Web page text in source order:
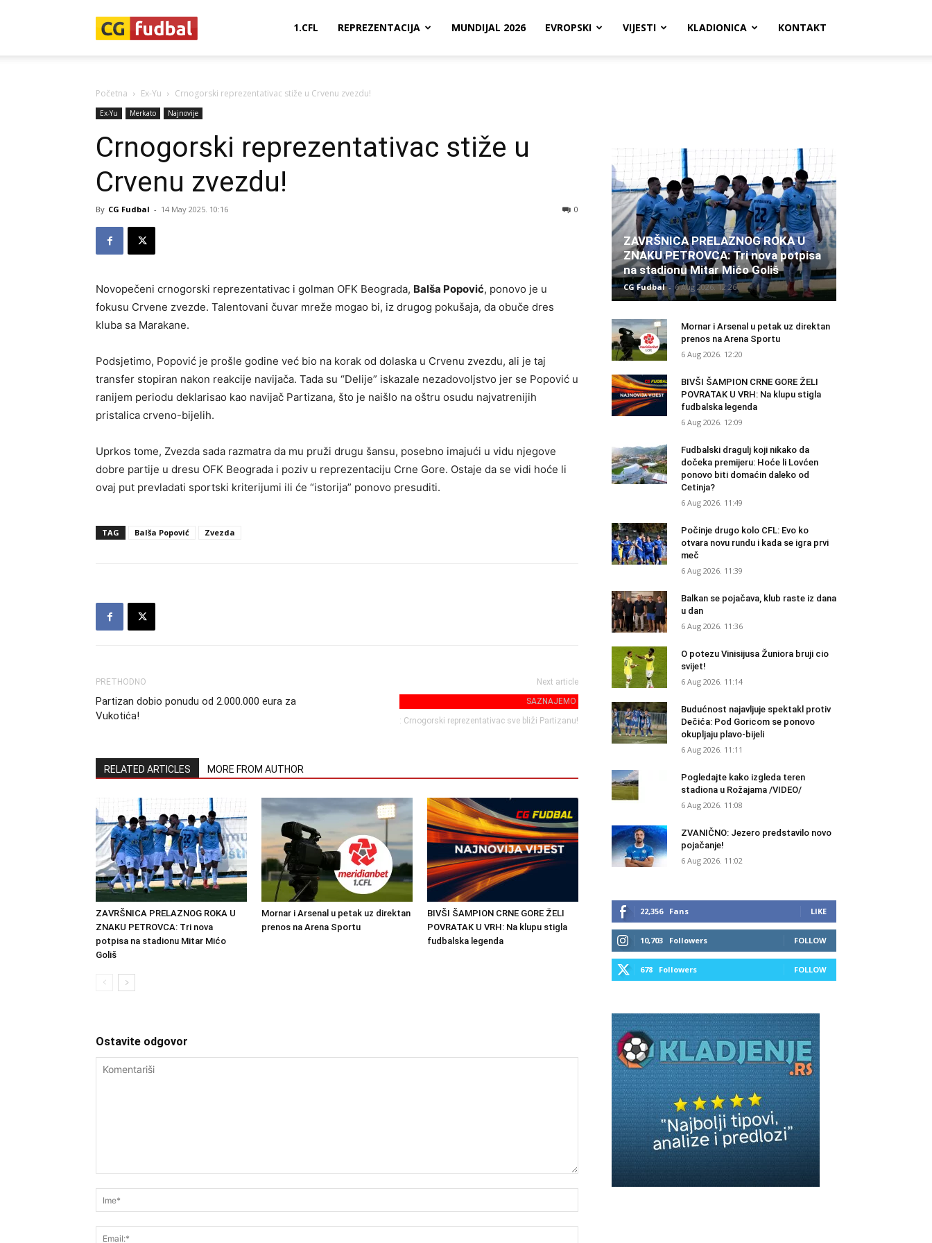
1.CFL REPREZENTACIJA MUNDIJAL 2026 EVROPSKI VIJESTI KLADIONICA KONTAKT
Početna Ex-Yu Crnogorski reprezentativac stiže u Crvenu zvezdu!
Ex-Yu Merkato Najnovije
Crnogorski reprezentativac stiže u
Crvenu zvezdu!
By CG Fudbal - 14 May 2025. 10:16 0
Novopečeni crnogorski reprezentativac i golman OFK Beograda, Balša Popović, ponovo je u
fokusu Crvene zvezde. Talentovani čuvar mreže mogao bi, iz drugog pokušaja, da obuče dres
kluba sa Marakane.
Podsjetimo, Popović je prošle godine već bio na korak od dolaska u Crvenu zvezdu, ali je taj
transfer stopiran nakon reakcije navijača. Tada su “Delije” iskazale nezadovoljstvo jer se Popović u
ranijem periodu deklarisao kao navijač Partizana, što je naišlo na oštru osudu najvatrenijih
pristalica crveno-bijelih.
Uprkos tome, Zvezda sada razmatra da mu pruži drugu šansu, posebno imajući u vidu njegove
dobre partije u dresu OFK Beograda i poziv u reprezentaciju Crne Gore. Ostaje da se vidi hoće li
ovaj put prevladati sportski kriterijumi ili će “istorija” ponovo presuditi.
TAG Balša Popović Zvezda
PRETHODNO
Partizan dobio ponudu od 2.000.000 eura za
Vukotića!
Next article
SAZNAJEMO
: Crnogorski reprezentativac sve bliži Partizanu!
RELATED ARTICLES MORE FROM AUTHOR
ZAVRŠNICA PRELAZNOG ROKA U
ZNAKU PETROVCA: Tri nova
potpisa na stadionu Mitar Mićo
Goliš
Mornar i Arsenal u petak uz direktan
prenos na Arena Sportu
BIVŠI ŠAMPION CRNE GORE ŽELI
POVRATAK U VRH: Na klupu stigla
fudbalska legenda
Ostavite odgovor
ZAVRŠNICA PRELAZNOG ROKA U
ZNAKU PETROVCA: Tri nova potpisa
na stadionu Mitar Mićo Goliš
CG Fudbal - 6 Aug 2026. 12:26
Mornar i Arsenal u petak uz direktan
prenos na Arena Sportu
6 Aug 2026. 12:20
BIVŠI ŠAMPION CRNE GORE ŽELI
POVRATAK U VRH: Na klupu stigla
fudbalska legenda
6 Aug 2026. 12:09
Fudbalski dragulj koji nikako da
dočeka premijeru: Hoće li Lovćen
ponovo biti domaćin daleko od
Cetinja?
6 Aug 2026. 11:49
Počinje drugo kolo CFL: Evo ko
otvara novu rundu i kada se igra prvi
meč
6 Aug 2026. 11:39
Balkan se pojačava, klub raste iz dana
u dan
6 Aug 2026. 11:36
O potezu Vinisijusa Žuniora bruji cio
svijet!
6 Aug 2026. 11:14
Budućnost najavljuje spektakl protiv
Dečića: Pod Goricom se ponovo
okupljaju plavo-bijeli
6 Aug 2026. 11:11
Pogledajte kako izgleda teren
stadiona u Rožajama /VIDEO/
6 Aug 2026. 11:08
ZVANIČNO: Jezero predstavilo novo
pojačanje!
6 Aug 2026. 11:02
22,356 Fans LIKE
10,703 Followers FOLLOW
678 Followers FOLLOW